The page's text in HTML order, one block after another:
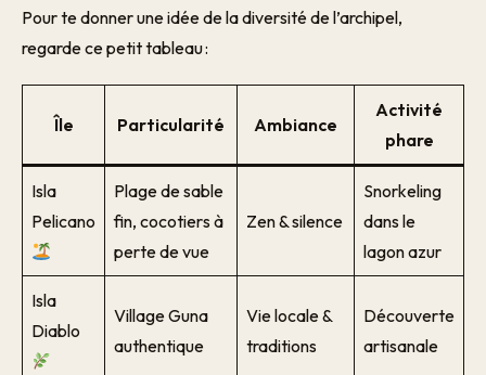
Pour te donner une idée de la diversité de l’archipel,
regarde ce petit tableau :
Île Particularité Ambiance
Activité
phare
Isla
Pelicano
Plage de sable
fin, cocotiers à
perte de vue
Zen & silence
Snorkeling
dans le
lagon azur
Isla
Diablo
Village Guna
authentique
Vie locale &
traditions
Découverte
artisanale